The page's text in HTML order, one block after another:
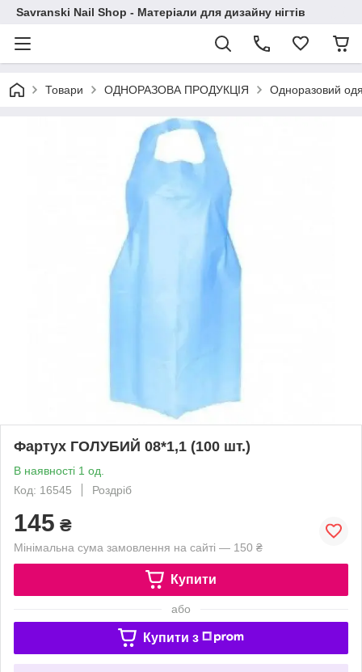
Savranski Nail Shop - Матеріали для дизайну нігтів
Товари ОДНОРАЗОВА ПРОДУКЦІЯ Одноразовий
Фартух ГОЛУБИЙ 08*1,1 (100 шт.)
В наявності 1 од.
Код: 16545
Роздріб
145 ₴
Мінімальна сума замовлення на сайті — 150 ₴
Купити
або
Купити з